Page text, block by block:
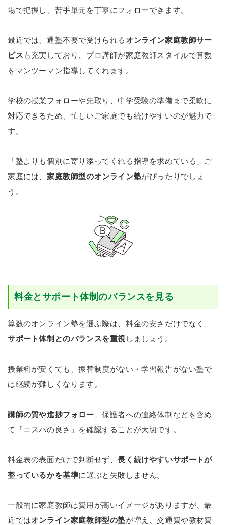
場で把握し、苦手単元を丁寧にフォローできます。
最近では、通塾不要で受けられるオンライン家庭教師サー
ビス も充実しており、プロ講師が家庭教師スタイルで算数
をマンツーマン指導してくれます。
学校の授業フォローや先取り、中学受験の準備まで柔軟に
対応できるため、忙しいご家庭でも続けやすいのが魅力で
す。
「塾よりも個別に寄り添ってくれる指導を求めている」ご
家庭には、 家庭教師型のオンライン塾がぴったりでしょ
う。
料金とサポート体制のバランスを見る
算数のオンライン塾を選ぶ際は、料金の安さだけでなく、
サポート体制とのバランスを重視 しましょう。
授業料が安くても、振替制度がない・学習報告がない塾で
は継続が難しくなります。
講師の質や進捗フォロー 、保護者への連絡体制などを含め
て「コスパの良さ」を確認することが大切です。
料金表の表面だけで判断せず、長く続けやすいサポートが
整っているかを基準に選ぶと失敗しません。
一般的に家庭教師は費用が高いイメージがありますが、最
近ではオンライン家庭教師型の塾が増え、交通費や教材費